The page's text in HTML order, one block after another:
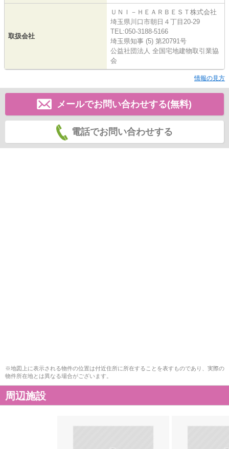
取扱会社
ＵＮＩ－ＨＥＡＲＢＥＳＴ株式会社
埼玉県川口市朝日４丁目20-29
TEL:050-3188-5166
埼玉県知事 (5) 第20791号
公益社団法人 全国宅地建物取引業協
会
情報の見方
メールでお問い合わせする(無料)
電話でお問い合わせする
※地図上に表示される物件の位置は付近住所に所在することを表すものであり、実際の
物件所在地とは異なる場合がございます。
周辺施設